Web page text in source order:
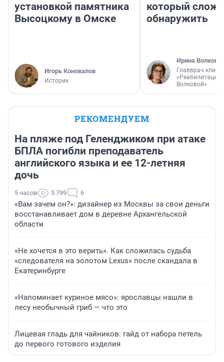
установкой памятника
Высоцкому в Омске
Игорь Коновалов
Историк
который
обнаружить
Ирина Волкова
Главврач
«Реабилитация
Волковой»
РЕКОМЕНДУЕМ
На пляже под Геленджиком при атаке
БПЛА погибли преподаватель
английского языка и ее 12-летняя
дочь
5 часов 5 799 6
«Вам зачем он?»: дизайнер из Москвы за свои деньги
восстанавливает дом в деревне Архангельской
области
«Не хочется в это верить». Как сложилась судьба
«следователя на золотом Lexus» после скандала в
Екатеринбурге
«Напоминает куриное мясо»: ярославцы нашли в
лесу необычный гриб — что это
Лицевая гладь для чайников: гайд от набора петель
до первого готового изделия